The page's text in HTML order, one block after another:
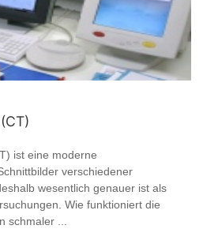
ist eine moderne
verschiedener
wesentlich genauer ist als
Wie funktioniert die
schmaler ...